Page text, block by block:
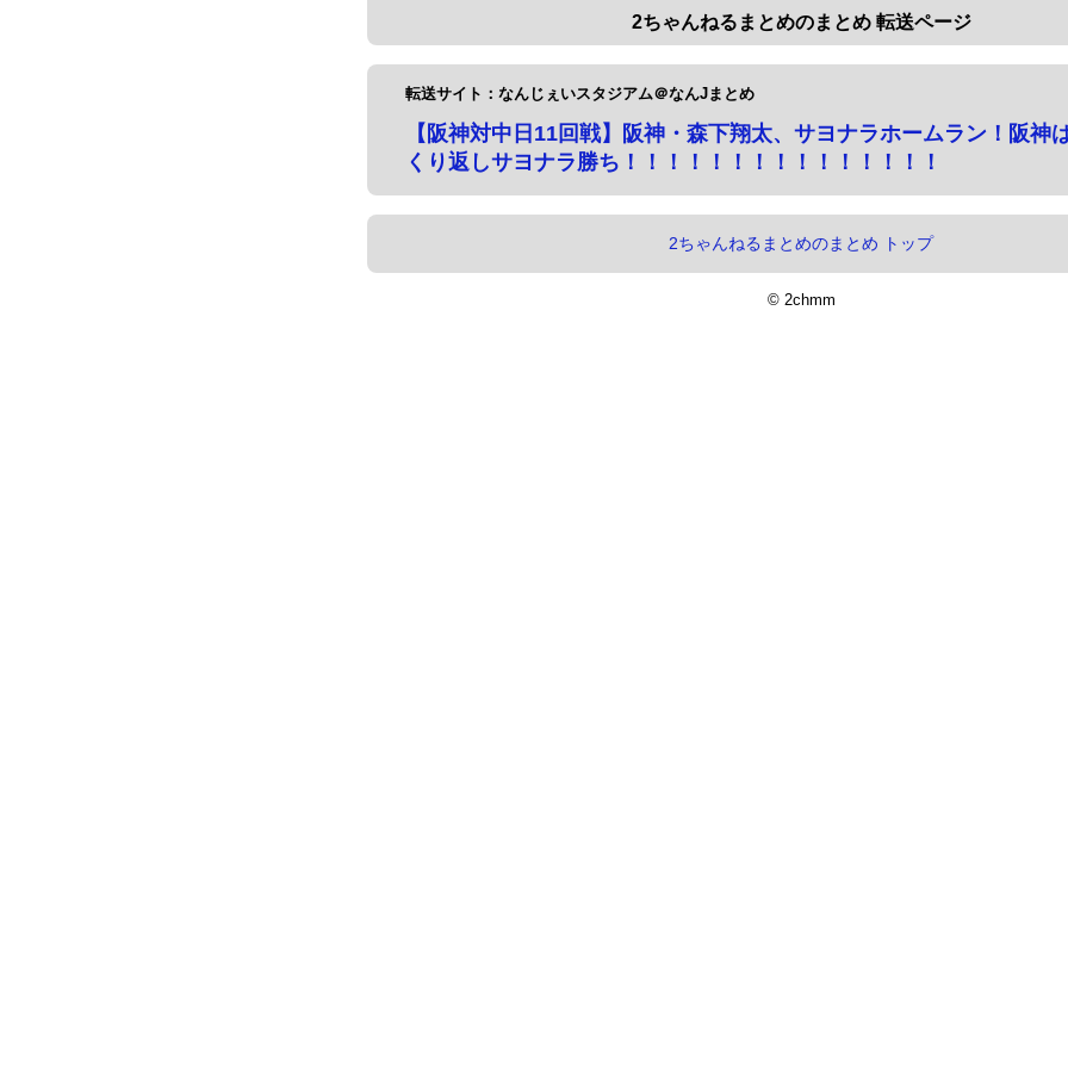
2ちゃんねるまとめのまとめ 転送ページ
転送サイト：なんじぇいスタジアム＠なんJまとめ
【阪神対中日11回戦】阪神・森下翔太、サヨナラホームラン！阪神
くり返しサヨナラ勝ち！！！！！！！！！！！！！！！
2ちゃんねるまとめのまとめ トップ
© 2chmm